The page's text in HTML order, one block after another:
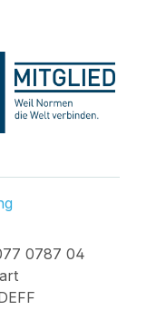
0787 04